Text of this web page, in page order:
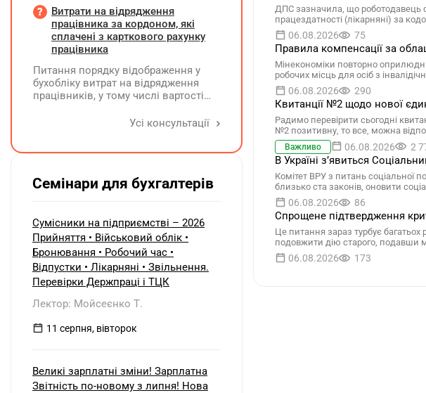
ДПС зазначила, що роботодавець
працездатності (лікарняні) за
06.08.2026 75
Правила компенсації за
Мінекономіки повторно
робочих місць для осіб з
06.08.2026 290
Квитанції №2 щодо нової
Радимо перевірити сьогодні
№2 позитивну, то все, можна
Важливо 06.08.2026 2
В Україні зʼявиться
Комітет ВРУ з питань соціальної
близько ста законів, оновити
06.08.2026 86
Спрощене підтвердження
Це питання зараз турбує
подовжити дію старого, подавши
06.08.2026 173
Витрати на відрядження
працівника за кордоном, які
сплачені з карткового рахунку
працівника
Питання порядку відображення у
бухобліку витрат на відрядження
працівників, у тому числі вартості
карткового рахунку працівника та
Усі консультації
Семінари для бухгалтерів
Сумісники на підприємстві – 2026
Прийняття • Військовий облік •
Бронювання • Робочий час •
Відпустки • Лікарняні • Звільнення.
Перевірки Держпраці і ТЦК
Лектор: Мойсеєнко Т.
11 серпня, вівторок
Великі зарплатні зміни! Зарплатна
Звітність по-новому з липня! Нова